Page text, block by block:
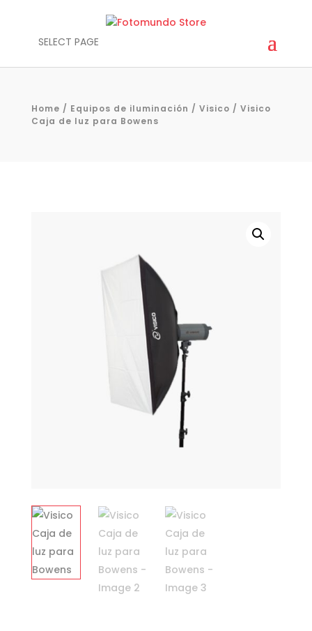
SELECT PAGE
Home / Equipos de iluminación / Visico / Visico
Caja de luz para Bowens